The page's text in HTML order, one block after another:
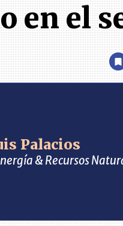
en el
Palacios
& Recursos